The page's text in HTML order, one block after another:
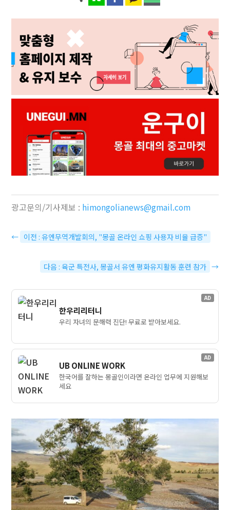
광고문의/기사제보 : himongolianews@gmail.com
← 이전 : 유엔무역개발회의, "몽골 온라인 쇼핑 사용자 비율 급증"
다음 : 육군 특전사, 몽골서 유엔 평화유지활동 훈련 참가 →
AD
한우리리터니
우리 자녀의 문해력 진단! 무료로 받아보세요.
AD
UB ONLINE WORK
한국어를 잘하는 몽골인이라면 온라인 업무에 지원해보
세요